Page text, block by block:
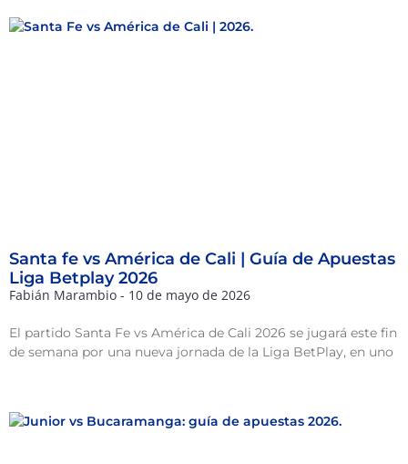
Santa fe vs América de Cali | Guía de Apuestas
Liga Betplay 2026
Fabián Marambio 10 de mayo de 2026
El partido Santa Fe vs América de Cali 2026 se jugará este fin
de semana por una nueva jornada de la Liga BetPlay, en uno